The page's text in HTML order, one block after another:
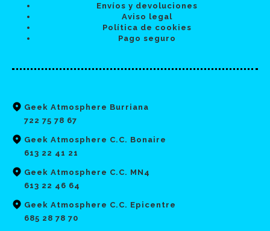
Envíos y devoluciones
Aviso legal
Política de cookies
Pago seguro
Geek Atmosphere Burriana
722 75 78 67
Geek Atmosphere C.C. Bonaire
613 22 41 21
Geek Atmosphere C.C. MN4
613 22 46 64
Geek Atmosphere C.C. Epicentre
685 28 78 70